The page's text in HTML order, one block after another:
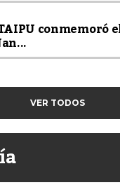
conmemoró
VER TODOS